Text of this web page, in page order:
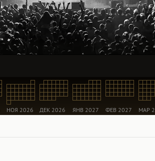
НОЯ 2026 ДЕК 2026 ЯНВ 2027 ФЕВ 2027 МАР